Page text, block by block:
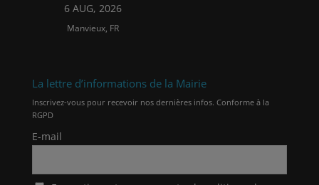
6 AUG, 2026
Manvieux, FR
La lettre d’informations de la Mairie
Inscrivez-vous pour recevoir nos dernières infos. Conforme à la
RGPD
E-mail